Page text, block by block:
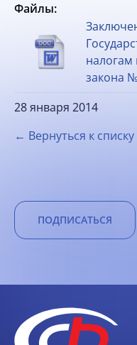
Файлы:
налогам
закона
28 января 2014
← Вернуться к списку
ПОДПИСАТЬСЯ